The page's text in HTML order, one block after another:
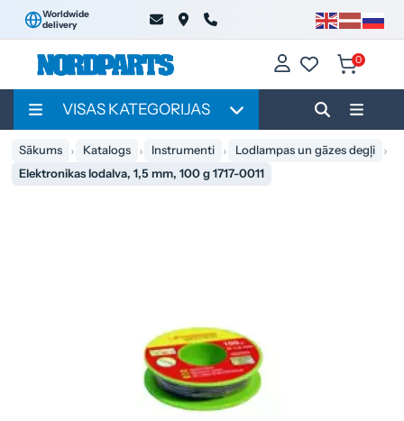
Worldwide
delivery
0
VISAS KATEGORIJAS
Sākums Katalogs Instrumenti
Lodlampas un gāzes degļi
Elektronikas lodalva, 1,5 mm, 100 g 1717-0011